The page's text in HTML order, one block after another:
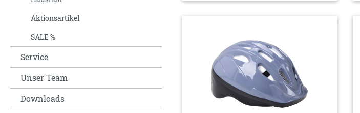
Aktionsartikel
SALE %
Service
Unser Team
Downloads
Insektenschutz• TÜV/GS• Material: